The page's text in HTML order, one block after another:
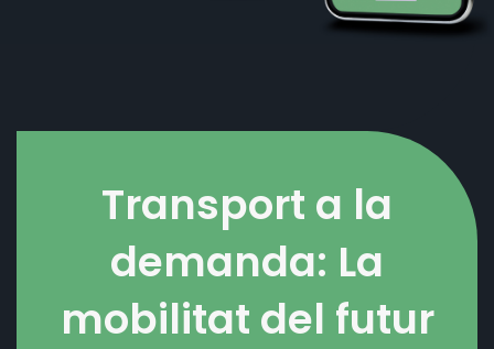
Transport a la
demanda: La
mobilitat del futur